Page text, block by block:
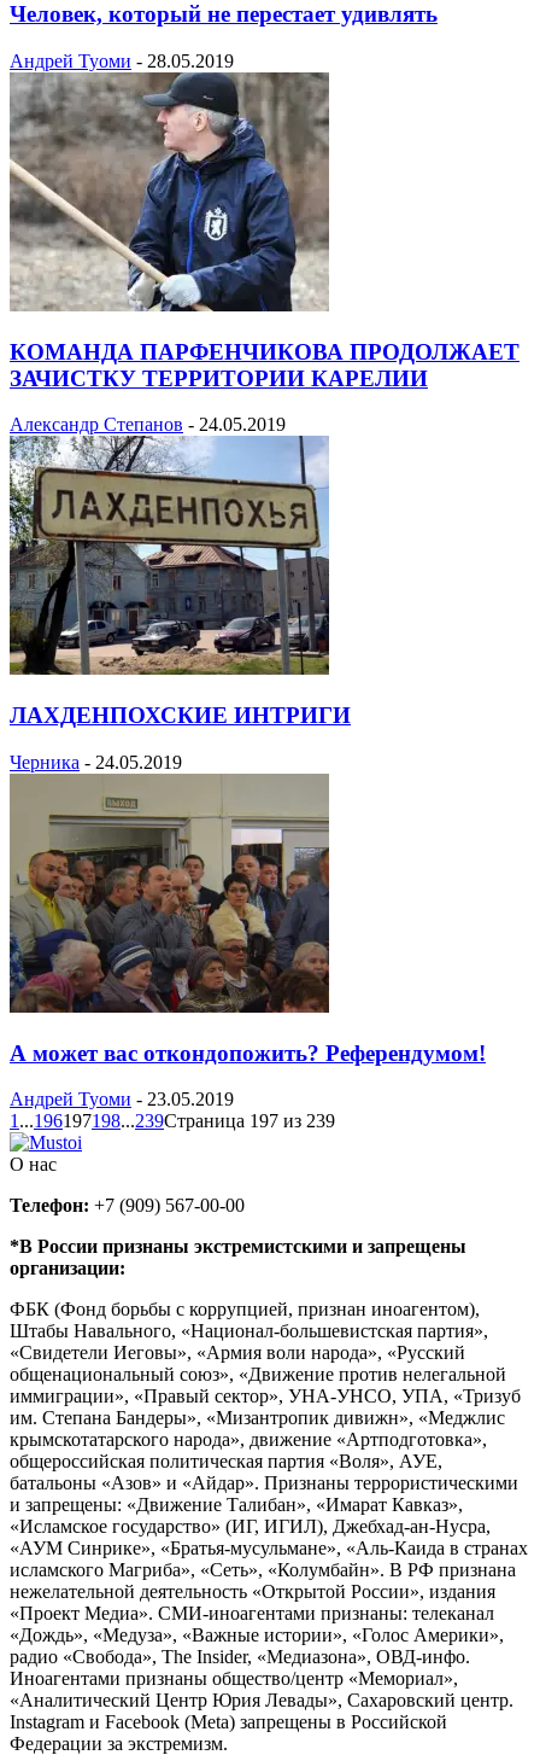
Человек, который не перестает удивлять
Андрей Туоми - 28.05.2019
КОМАНДА ПАРФЕНЧИКОВА ПРОДОЛЖАЕТ
ЗАЧИСТКУ ТЕРРИТОРИИ КАРЕЛИИ
Александр Степанов - 24.05.2019
ЛАХДЕНПОХСКИЕ ИНТРИГИ
Черника - 24.05.2019
А может вас откондопожить? Референдумом!
Андрей Туоми - 23.05.2019
1 ...196197198...239Страница 197 из 239
О нас
Телефон: +7 (909) 567-00-00
*В России признаны экстремистскими и запрещены
организации:
ФБК (Фонд борьбы с коррупцией, признан иноагентом),
Штабы Навального, «Национал-большевистская партия»,
«Свидетели Иеговы», «Армия воли народа», «Русский
общенациональный союз», «Движение против нелегальной
иммиграции», «Правый сектор», УНА-УНСО, УПА, «Тризуб
им. Степана Бандеры», «Мизантропик дивижн», «Меджлис
крымскотатарского народа», движение «Артподготовка»,
общероссийская политическая партия «Воля», АУЕ,
батальоны «Азов» и «Айдар». Признаны террористическими
и запрещены: «Движение Талибан», «Имарат Кавказ»,
«Исламское государство» (ИГ, ИГИЛ), Джебхад-ан-Нусра,
«АУМ Синрике», «Братья-мусульмане», «Аль-Каида в странах
исламского Магриба», «Сеть», «Колумбайн». В РФ признана
нежелательной деятельность «Открытой России», издания
«Проект Медиа». СМИ-иноагентами признаны: телеканал
«Дождь», «Медуза», «Важные истории», «Голос Америки»,
радио «Свобода», The Insider, «Медиазона», ОВД-инфо.
Иноагентами признаны общество/центр «Мемориал»,
«Аналитический Центр Юрия Левады», Сахаровский центр.
Instagram и Facebook (Metа) запрещены в Российской
Федерации за экстремизм.